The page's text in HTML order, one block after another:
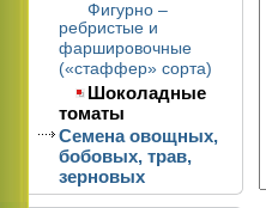
Фигурно –
ребристые и
фаршировочные
(«стаффер» сорта)
Шоколадные
томаты
Семена овощных,
бобовых, трав,
зерновых